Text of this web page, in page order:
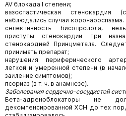
AV блокада I степени;
вазоспастическая стенокардия
наблюдались случаи
селективность бисопролола,
приступы стенокардии при
стенокардией Принцметала.
принимать препарат;
нарушения периферического
легкой и умеренной степени (в
заиление симптомов);
псориаз (в т. ч. в анамнезе).
Заболевания сердечно-сосудистой
Бета-адреноблокаторы не
декомпенсированной ХСН до тех